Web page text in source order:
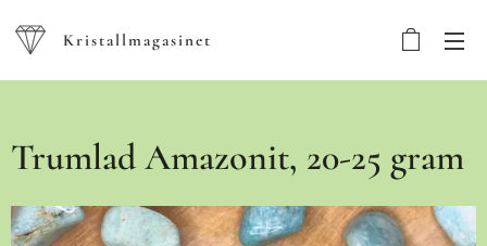
Kristallmagasinet
Trumlad Amazonit, 20-25 gram